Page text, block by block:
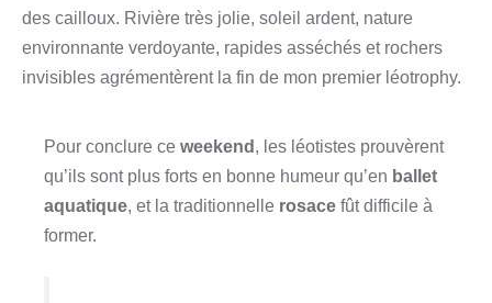
des cailloux. Rivière très jolie, soleil ardent, nature
environnante verdoyante, rapides asséchés et rochers
invisibles agrémentèrent la fin de mon premier léotrophy.
Pour conclure ce weekend , les léotistes prouvèrent
qu’ils sont plus forts en bonne humeur qu’en ballet
aquatique, et la traditionnelle rosace fût difficile à
former.